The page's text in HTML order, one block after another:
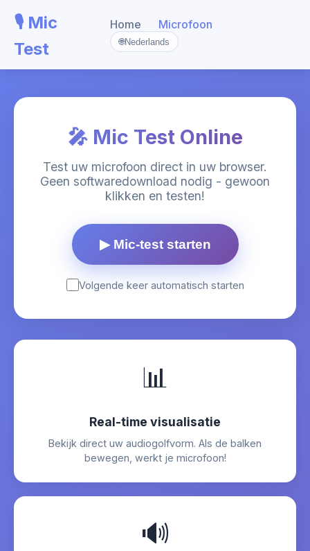
🎙️ Mic
Test
Home Microfoon
🌐Nederlands
🎤 Mic Test Online
Test uw microfoon direct in uw browser.
Geen softwaredownload nodig - gewoon
klikken en testen!
▶ Mic-test starten
Volgende keer automatisch starten
📊
Real-time visualisatie
Bekijk direct uw audiogolfvorm. Als de balken
bewegen, werkt je microfoon!
🔊